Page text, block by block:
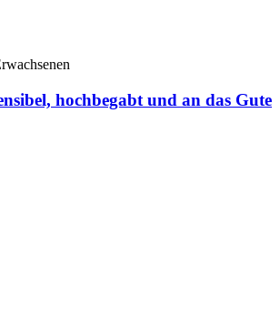
hochbegabt und an das Gute